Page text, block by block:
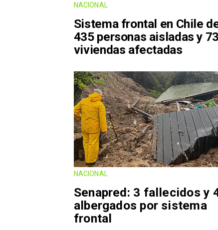
NACIONAL
Sistema frontal en Chile
435 personas aisladas y
viviendas afectadas
NACIONAL
Senapred: 3 fallecidos y
albergados por sistema
frontal